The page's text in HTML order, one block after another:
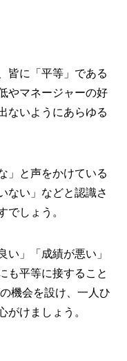
皆に「平等」である
やマネージャーの好
ないようにあらゆる
」と声をかけている
ない」などと認識さ
でしょう。
い」「成績が悪い」
も平等に接すること
機会を設け、一人ひ
がけましょう。